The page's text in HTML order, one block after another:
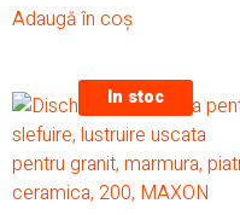
Adaugă în coș
In stoc